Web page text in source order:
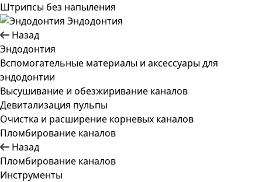
Штрипсы без напыления
Эндодонтия
Назад
Эндодонтия
Вспомогательные материалы и аксессуары для
эндодонтии
Высушивание и обезжиривание каналов
Девитализация пульпы
Очистка и расширение корневых каналов
Пломбирование каналов
Назад
Пломбирование каналов
Инструменты